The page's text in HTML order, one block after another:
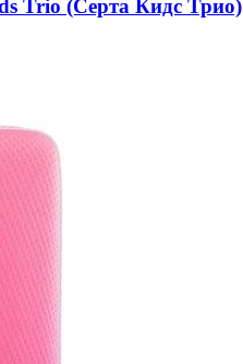
Trio (Серта Кидс Трио)